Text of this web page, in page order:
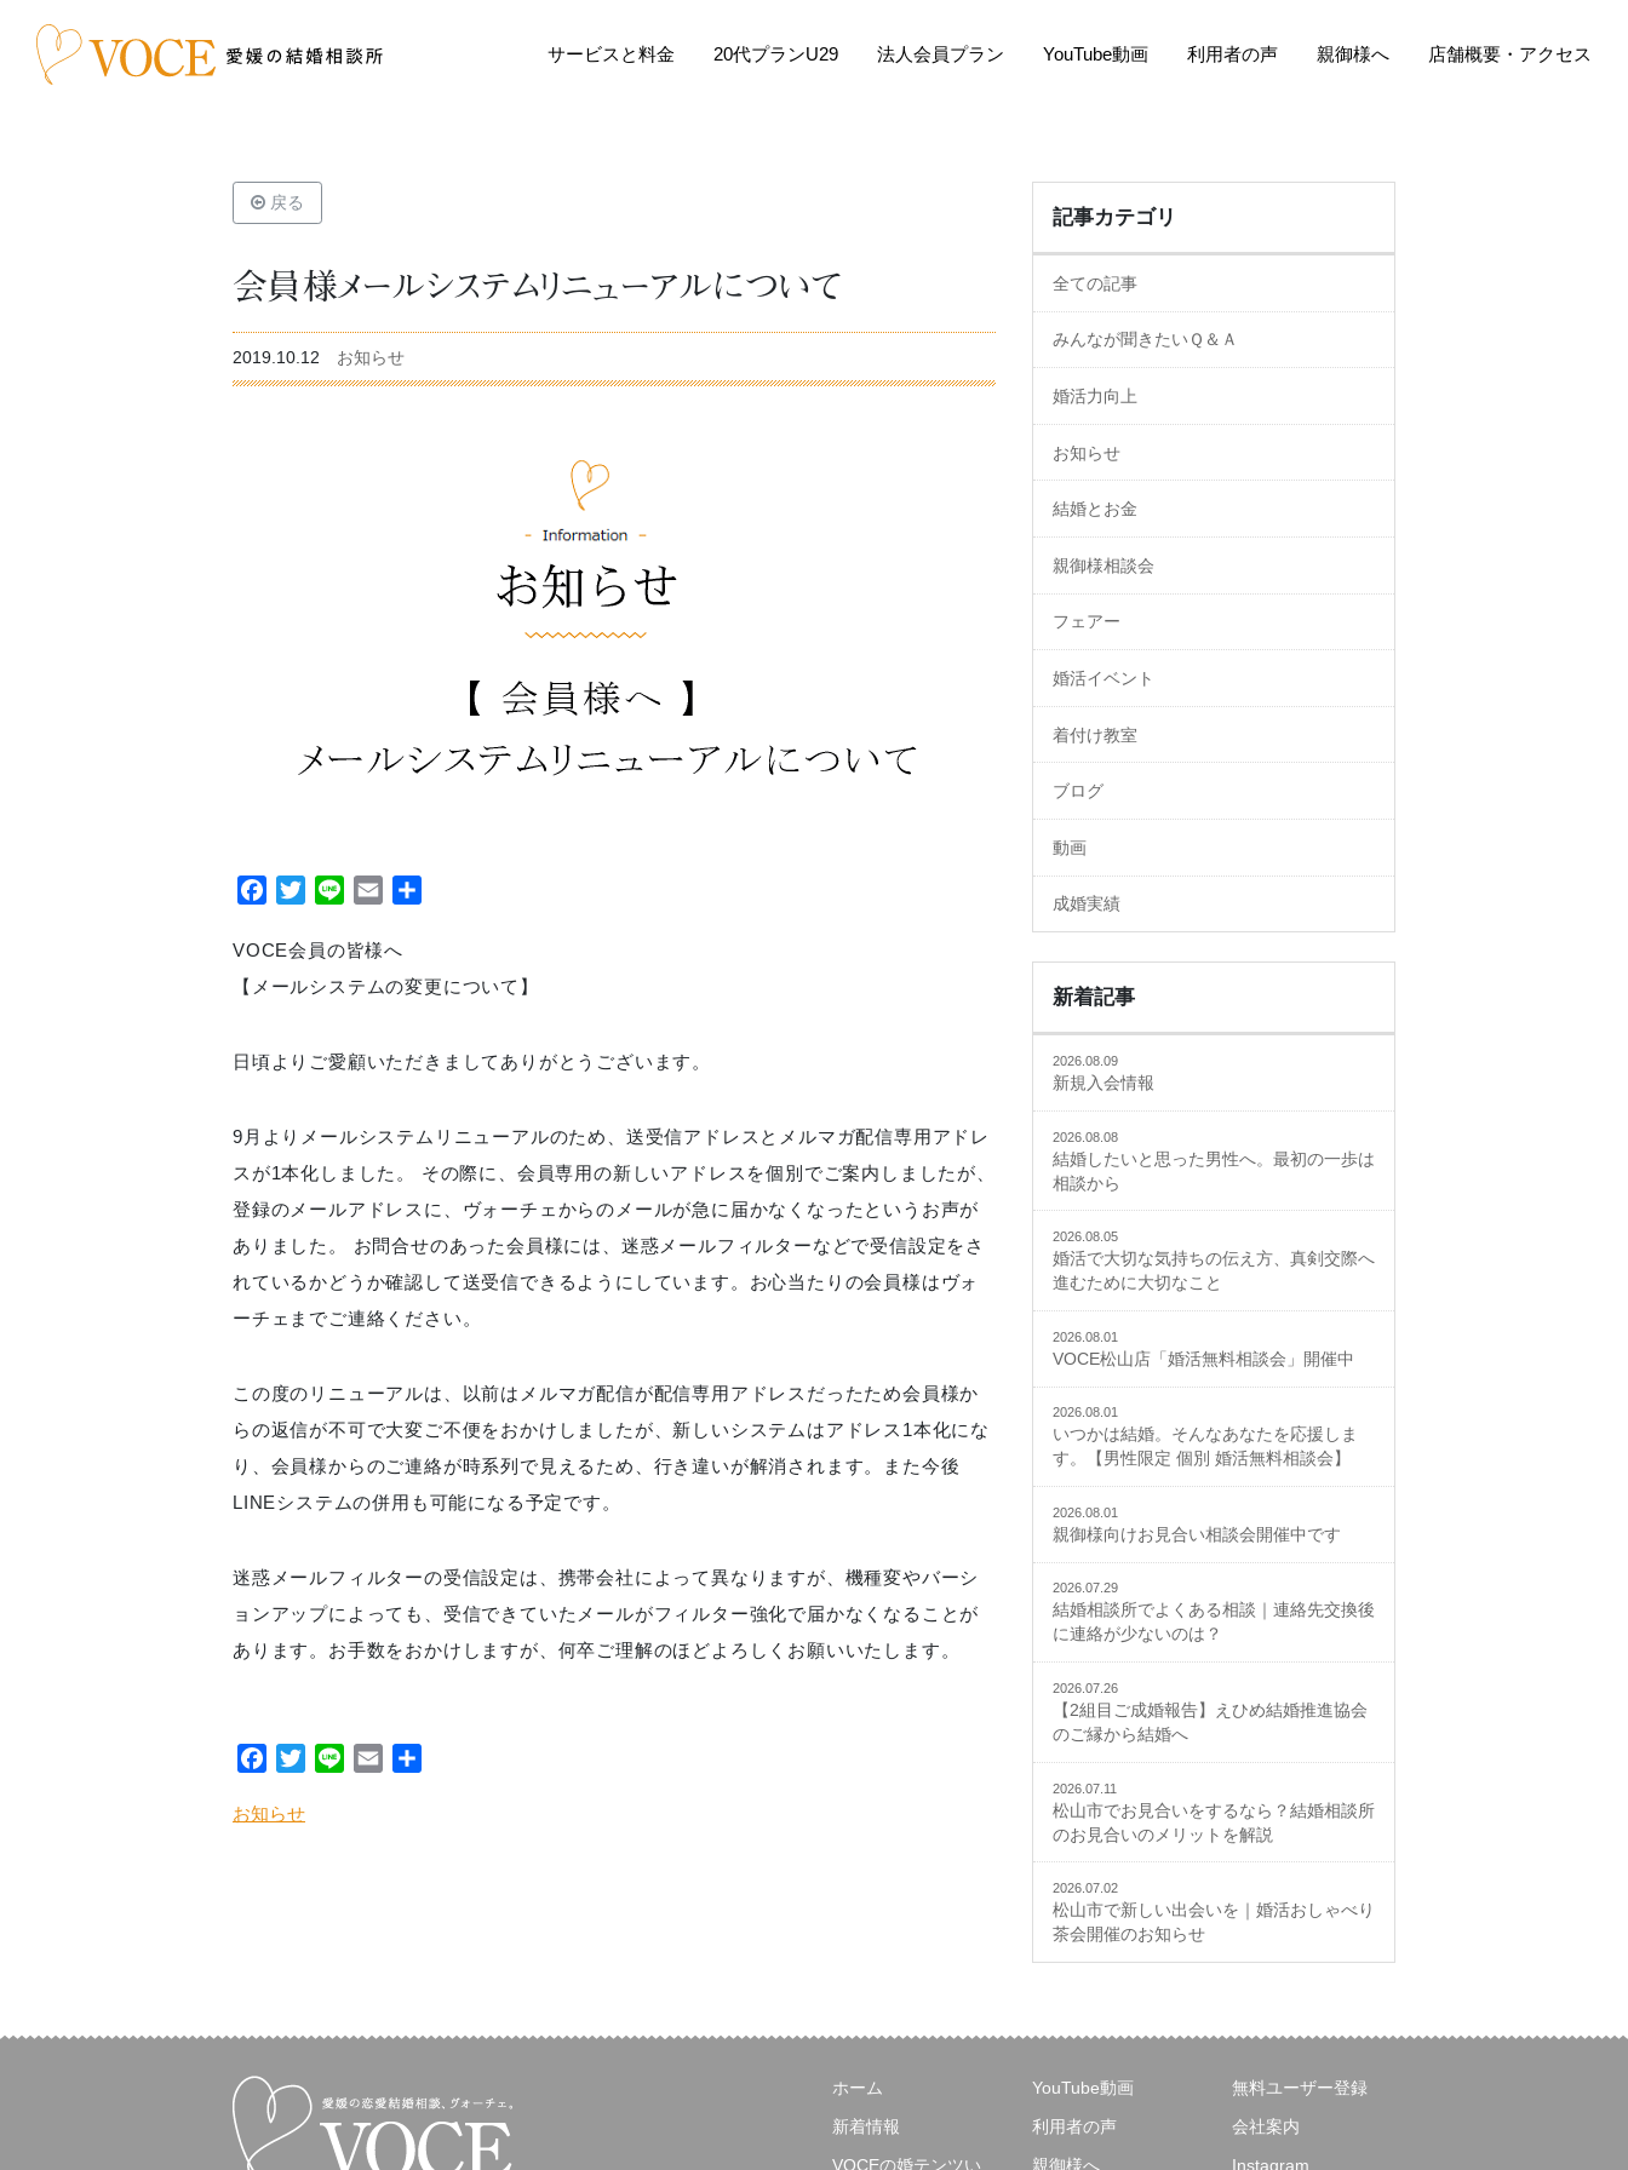
サービスと料金 20代プランU29 法人会員プラン YouTube動画 利用者の声 親御様へ 店舗概要・アクセス
戻る
会員様メールシステムリニューアルについて
2019.10.12 お知らせ
Facebook
TwitterLine Email
VOCE会員の皆様へ
【メールシステムの変更について】
日頃よりご愛顧いただきましてありがとうございます。
9月よりメールシステムリニューアルのため、送受信アドレスとメルマガ配信専用アドレ
スが1本化しました。 その際に、会員専用の新しいアドレスを個別でご案内しましたが、
登録のメールアドレスに、ヴォーチェからのメールが急に届かなくなったというお声が
ありました。 お問合せのあった会員様には、迷惑メールフィルターなどで受信設定をさ
れているかどうか確認して送受信できるようにしています。お心当たりの会員様はヴォ
ーチェまでご連絡ください。
この度のリニューアルは、以前はメルマガ配信が配信専用アドレスだったため会員様か
らの返信が不可で大変ご不便をおかけしましたが、新しいシステムはアドレス1本化にな
り、会員様からのご連絡が時系列で見えるため、行き違いが解消されます。また今後
LINEシステムの併用も可能になる予定です。
迷惑メールフィルターの受信設定は、携帯会社によって異なりますが、機種変やバーシ
ョンアップによっても、受信できていたメールがフィルター強化で届かなくなることが
あります。お手数をおかけしますが、何卒ご理解のほどよろしくお願いいたします。
Facebook
TwitterLine Email
お知らせ
記事カテゴリ
全ての記事
みんなが聞きたいＱ＆Ａ
婚活力向上
お知らせ
結婚とお金
親御様相談会
フェアー
婚活イベント
着付け教室
ブログ
動画
成婚実績
新着記事
2026.08.09
新規入会情報
2026.08.08
結婚したいと思った男性へ。最初の一歩は
相談から
2026.08.05
婚活で大切な気持ちの伝え方、真剣交際へ
進むために大切なこと
2026.08.01
VOCE松山店「婚活無料相談会」開催中
2026.08.01
いつかは結婚。そんなあなたを応援しま
す。【男性限定 個別 婚活無料相談会】
2026.08.01
親御様向けお見合い相談会開催中です
2026.07.29
結婚相談所でよくある相談｜連絡先交換後
に連絡が少ないのは？
2026.07.26
【2組目ご成婚報告】えひめ結婚推進協会
のご縁から結婚へ
2026.07.11
松山市でお見合いをするなら？結婚相談所
のお見合いのメリットを解説
2026.07.02
松山市で新しい出会いを｜婚活おしゃべり
茶会開催のお知らせ
ホーム
新着情報
VOCEの婚テンツい
YouTube動画
利用者の声
親御様へ
無料ユーザー登録
会社案内
Instagram